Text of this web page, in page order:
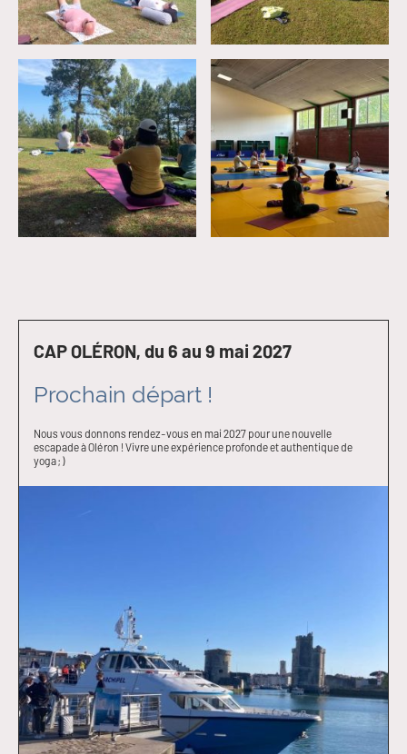
CAP OLÉRON, du 6 au 9 mai 2027
Prochain départ !
Nous vous donnons rendez-vous en mai 2027 pour une nouvelle
escapade à Oléron ! Vivre une expérience profonde et authentique de
yoga ; )